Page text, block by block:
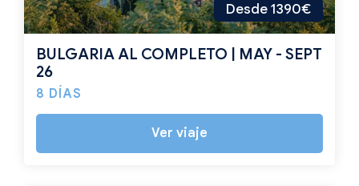
Desde 1390€
BULGARIA AL COMPLETO | MAY - SEPT
26
8 DÍAS
Ver viaje